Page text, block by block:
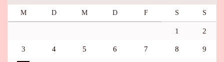
M D M D F S S
1 2
3 4 5 6 7 8 9